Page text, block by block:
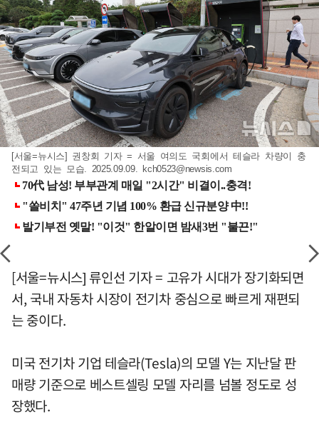
[서울=뉴시스] 권창회 기자 = 서울 여의도 국회에서 테슬라 차량이 충
전되고 있는 모습. 2025.09.09. kch0523@newsis.com
[서울=뉴시스] 류인선 기자 = 고유가 시대가 장기화되면
서, 국내 자동차 시장이 전기차 중심으로 빠르게 재편되
는 중이다.
미국 전기차 기업 테슬라(Tesla)의 모델 Y는 지난달 판
매량 기준으로 베스트셀링 모델 자리를 넘볼 정도로 성
장했다.